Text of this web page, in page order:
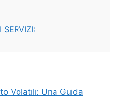
SERVIZI:
Volatili: Una Guida